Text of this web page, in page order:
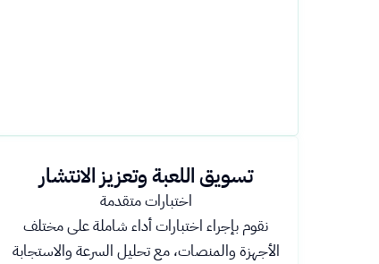
تسويق اللعبة وتعزيز الانتشار
اختبارات متقدمة
نقوم بإجراء اختبارات أداء شاملة على مختلف
الأجهزة والمنصات، مع تحليل السرعة والاستجابة